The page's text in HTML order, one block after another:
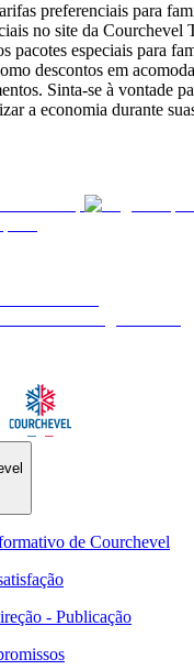
preferenciais para
no site da Courchevel
pacotes especiais para
descontos em
Sinta-se à vontade
a economia durante
de Courchevel
- Publicação